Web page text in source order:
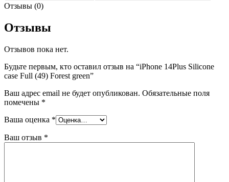
Отзывы (0)
Отзывы
Отзывов пока нет.
Будьте первым, кто оставил отзыв на “iPhone 14Plus Silicone
case Full (49) Forest green”
Ваш адрес email не будет опубликован. Обязательные поля
помечены *
Ваша оценка *
Ваш отзыв *